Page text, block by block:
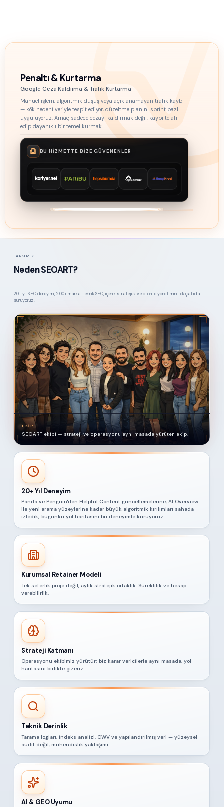
Penaltı & Kurtarma
Google Ceza Kaldırma & Trafik Kurtarma
Manuel işlem, algoritmik düşüş veya açıklanamayan trafik kaybı
— kök nedeni veriyle tespit ediyor, düzeltme planını sprint bazlı
uyguluyoruz. Amaç sadece cezayı kaldırmak değil, kaybı telafi
edip dayanıklı bir temel kurmak.
BU HIZMETTE BIZE GÜVENENLER
Kariyer.netParibu HepsiburadaHepsi EmlakHangiKredi
FARKIMIZ
Neden SEOART?
20+ yıl SEO deneyimi, 200+ marka. Teknik SEO, içerik stratejisi ve otorite yönetimini tek çatıda
sunuyoruz.
EKIP
SEOART ekibi — strateji ve operasyonu aynı masada yürüten ekip.
20+ Yıl Deneyim
Panda ve Penguin'den Helpful Content güncellemelerine, AI Overview
ile yeni arama yüzeylerine kadar büyük algoritmik kırılımları sahada
izledik; bugünkü yol haritasını bu deneyimle kuruyoruz.
Kurumsal Retainer Modeli
Tek seferlik proje değil, aylık stratejik ortaklık. Süreklilik ve hesap
verebilirlik.
Strateji Katmanı
Operasyonu ekibimiz yürütür; biz karar vericilerle aynı masada, yol
haritasını birlikte çizeriz.
Teknik Derinlik
Tarama logları, indeks analizi, CWV ve yapılandırılmış veri — yüzeysel
audit değil, mühendislik yaklaşımı.
AI & GEO Uyumu